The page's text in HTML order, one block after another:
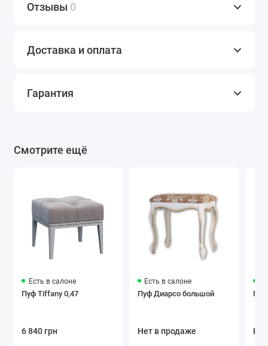
Отзывы 0
Доставка и оплата
Гарантия
Смотрите ещё
Есть в салоне
Пуф Tiffany 0,47
6 840 грн
Есть в салоне
Пуф Диарсо большой
Нет в продаже